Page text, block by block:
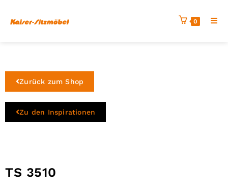
0
Zurück zum Shop
Zu den Inspirationen
TS 3510